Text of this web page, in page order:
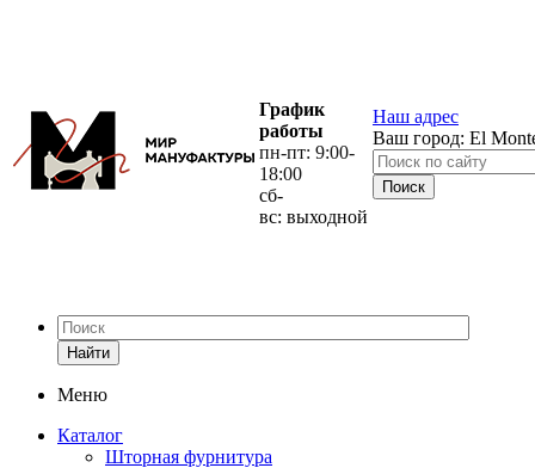
График
работы
пн-пт: 9:00-
18:00
сб-
вс: выходной
Наш адрес
Ваш город: El
Найти
Меню
Каталог
Шторная фурнитура